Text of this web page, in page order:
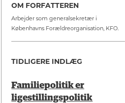
OM FORFATTEREN
Arbejder som generalsekretær i
Københavns Forældreorganisation, KFO.
TIDLIGERE INDLÆG
Familiepolitik er
ligestillingspolitik